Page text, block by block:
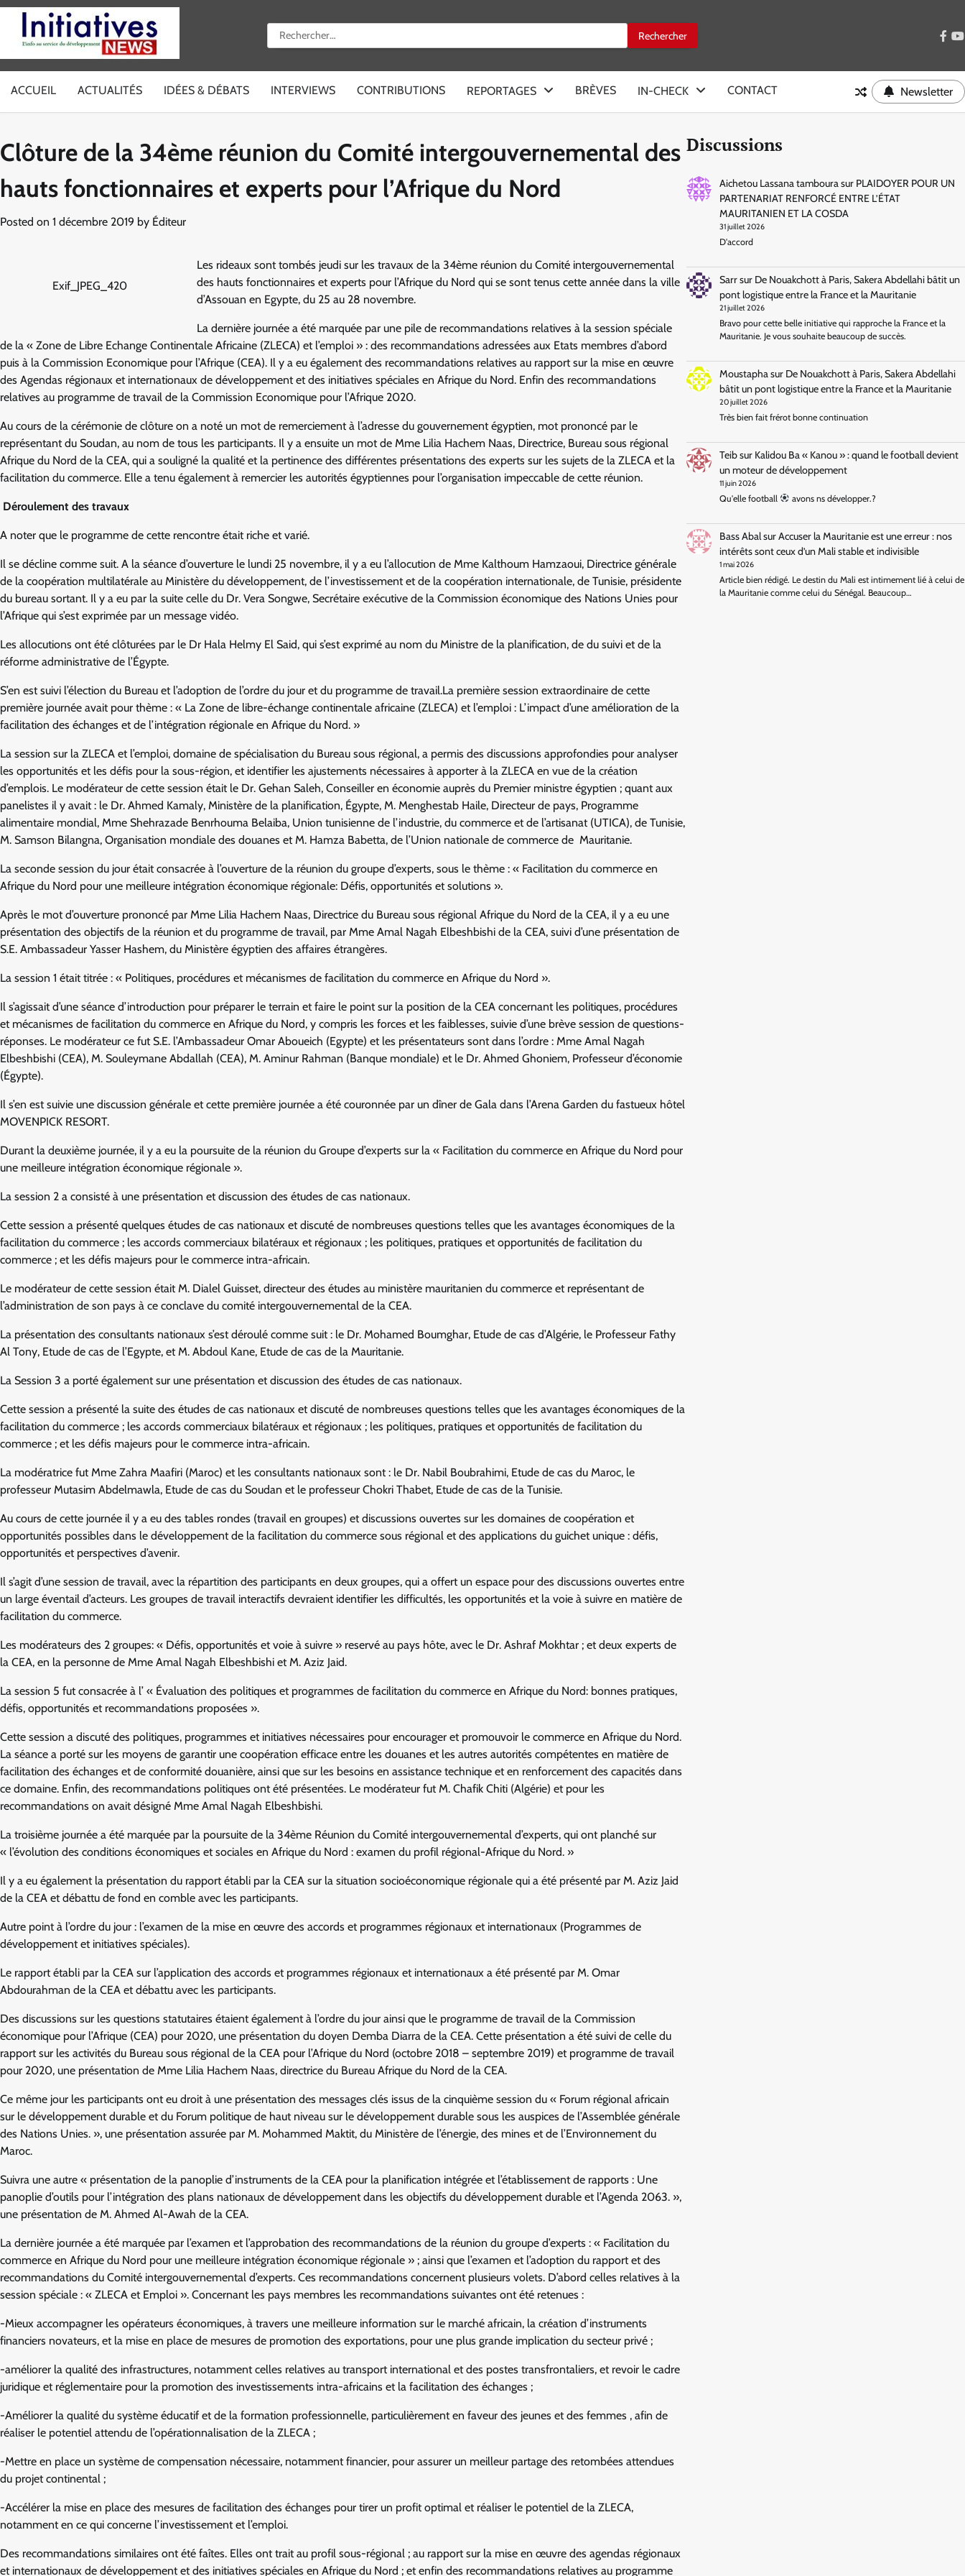
Skip
content
Rechercher :
ACCUEIL ACTUALITÉS IDÉES & DÉBATS INTERVIEWS CONTRIBUTIONS REPORTAGES BRÈVES IN-CHECK CONTACT Newsletter
Clôture de la 34ème réunion du Comité intergouvernemental des
hauts fonctionnaires et experts pour l’Afrique du Nord
Posted on 1 décembre 2019 by Éditeur
Exif_JPEG_420
Les rideaux sont tombés jeudi sur les travaux de la 34ème réunion du Comité intergouvernemental
des hauts fonctionnaires et experts pour l’Afrique du Nord qui se sont tenus cette année dans la ville
d’Assouan en Egypte, du 25 au 28 novembre.
La dernière journée a été marquée par une pile de recommandations relatives à la session spéciale
de la « Zone de Libre Echange Continentale Africaine (ZLECA) et l’emploi » : des recommandations adressées aux Etats membres d’abord
puis à la Commission Economique pour l’Afrique (CEA). Il y a eu également des recommandations relatives au rapport sur la mise en œuvre
des Agendas régionaux et internationaux de développement et des initiatives spéciales en Afrique du Nord. Enfin des recommandations
relatives au programme de travail de la Commission Economique pour l’Afrique 2020.
Au cours de la cérémonie de clôture on a noté un mot de remerciement à l’adresse du gouvernement égyptien, mot prononcé par le
représentant du Soudan, au nom de tous les participants. Il y a ensuite un mot de Mme Lilia Hachem Naas, Directrice, Bureau sous régional
Afrique du Nord de la CEA, qui a souligné la qualité et la pertinence des différentes présentations des experts sur les sujets de la ZLECA et la
facilitation du commerce. Elle a tenu également à remercier les autorités égyptiennes pour l’organisation impeccable de cette réunion.
Déroulement des travaux
A noter que le programme de cette rencontre était riche et varié.
Il se décline comme suit. A la séance d’ouverture le lundi 25 novembre, il y a eu l’allocution de Mme Kalthoum Hamzaoui, Directrice générale
de la coopération multilatérale au Ministère du développement, de l’investissement et de la coopération internationale, de Tunisie, présidente
du bureau sortant. Il y a eu par la suite celle du Dr. Vera Songwe, Secrétaire exécutive de la Commission économique des Nations Unies pour
l’Afrique qui s’est exprimée par un message vidéo.
Les allocutions ont été clôturées par le Dr Hala Helmy El Said, qui s’est exprimé au nom du Ministre de la planification, de du suivi et de la
réforme administrative de l’Égypte.
S’en est suivi l’élection du Bureau et l’adoption de l’ordre du jour et du programme de travail.La première session extraordinaire de cette
première journée avait pour thème : « La Zone de libre-échange continentale africaine (ZLECA) et l’emploi : L’impact d’une amélioration de la
facilitation des échanges et de l’intégration régionale en Afrique du Nord. »
La session sur la ZLECA et l’emploi, domaine de spécialisation du Bureau sous régional, a permis des discussions approfondies pour analyser
les opportunités et les défis pour la sous-région, et identifier les ajustements nécessaires à apporter à la ZLECA en vue de la création
d’emplois. Le modérateur de cette session était le Dr. Gehan Saleh, Conseiller en économie auprès du Premier ministre égyptien ; quant aux
panelistes il y avait : le Dr. Ahmed Kamaly, Ministère de la planification, Égypte, M. Menghestab Haile, Directeur de pays, Programme
alimentaire mondial, Mme Shehrazade Benrhouma Belaiba, Union tunisienne de l’industrie, du commerce et de l’artisanat (UTICA), de Tunisie,
M. Samson Bilangna, Organisation mondiale des douanes et M. Hamza Babetta, de l’Union nationale de commerce de Mauritanie.
La seconde session du jour était consacrée à l’ouverture de la réunion du groupe d’experts, sous le thème : « Facilitation du commerce en
Afrique du Nord pour une meilleure intégration économique régionale: Défis, opportunités et solutions ».
Après le mot d’ouverture prononcé par Mme Lilia Hachem Naas, Directrice du Bureau sous régional Afrique du Nord de la CEA, il y a eu une
présentation des objectifs de la réunion et du programme de travail, par Mme Amal Nagah Elbeshbishi de la CEA, suivi d’une présentation de
S.E. Ambassadeur Yasser Hashem, du Ministère égyptien des affaires étrangères.
La session 1 était titrée : « Politiques, procédures et mécanismes de facilitation du commerce en Afrique du Nord ».
Il s’agissait d’une séance d’introduction pour préparer le terrain et faire le point sur la position de la CEA concernant les politiques, procédures
et mécanismes de facilitation du commerce en Afrique du Nord, y compris les forces et les faiblesses, suivie d’une brève session de questions-
réponses. Le modérateur ce fut S.E. l’Ambassadeur Omar Aboueich (Egypte) et les présentateurs sont dans l’ordre : Mme Amal Nagah
Elbeshbishi (CEA), M. Souleymane Abdallah (CEA), M. Aminur Rahman (Banque mondiale) et le Dr. Ahmed Ghoniem, Professeur d’économie
(Égypte).
Il s’en est suivie une discussion générale et cette première journée a été couronnée par un dîner de Gala dans l’Arena Garden du fastueux hôtel
MOVENPICK RESORT.
Durant la deuxième journée, il y a eu la poursuite de la réunion du Groupe d’experts sur la « Facilitation du commerce en Afrique du Nord pour
une meilleure intégration économique régionale ».
La session 2 a consisté à une présentation et discussion des études de cas nationaux.
Cette session a présenté quelques études de cas nationaux et discuté de nombreuses questions telles que les avantages économiques de la
facilitation du commerce ; les accords commerciaux bilatéraux et régionaux ; les politiques, pratiques et opportunités de facilitation du
commerce ; et les défis majeurs pour le commerce intra-africain.
Le modérateur de cette session était M. Dialel Guisset, directeur des études au ministère mauritanien du commerce et représentant de
l’administration de son pays à ce conclave du comité intergouvernemental de la CEA.
La présentation des consultants nationaux s’est déroulé comme suit : le Dr. Mohamed Boumghar, Etude de cas d’Algérie, le Professeur Fathy
Al Tony, Etude de cas de l’Egypte, et M. Abdoul Kane, Etude de cas de la Mauritanie.
La Session 3 a porté également sur une présentation et discussion des études de cas nationaux.
Cette session a présenté la suite des études de cas nationaux et discuté de nombreuses questions telles que les avantages économiques de la
facilitation du commerce ; les accords commerciaux bilatéraux et régionaux ; les politiques, pratiques et opportunités de facilitation du
commerce ; et les défis majeurs pour le commerce intra-africain.
La modératrice fut Mme Zahra Maafiri (Maroc) et les consultants nationaux sont : le Dr. Nabil Boubrahimi, Etude de cas du Maroc, le
professeur Mutasim Abdelmawla, Etude de cas du Soudan et le professeur Chokri Thabet, Etude de cas de la Tunisie.
Au cours de cette journée il y a eu des tables rondes (travail en groupes) et discussions ouvertes sur les domaines de coopération et
opportunités possibles dans le développement de la facilitation du commerce sous régional et des applications du guichet unique : défis,
opportunités et perspectives d’avenir.
Il s’agit d’une session de travail, avec la répartition des participants en deux groupes, qui a offert un espace pour des discussions ouvertes entre
un large éventail d’acteurs. Les groupes de travail interactifs devraient identifier les difficultés, les opportunités et la voie à suivre en matière de
facilitation du commerce.
Les modérateurs des 2 groupes: « Défis, opportunités et voie à suivre » reservé au pays hôte, avec le Dr. Ashraf Mokhtar ; et deux experts de
la CEA, en la personne de Mme Amal Nagah Elbeshbishi et M. Aziz Jaid.
La session 5 fut consacrée à l’ « Évaluation des politiques et programmes de facilitation du commerce en Afrique du Nord: bonnes pratiques,
défis, opportunités et recommandations proposées ».
Cette session a discuté des politiques, programmes et initiatives nécessaires pour encourager et promouvoir le commerce en Afrique du Nord.
La séance a porté sur les moyens de garantir une coopération efficace entre les douanes et les autres autorités compétentes en matière de
facilitation des échanges et de conformité douanière, ainsi que sur les besoins en assistance technique et en renforcement des capacités dans
ce domaine. Enfin, des recommandations politiques ont été présentées. Le modérateur fut M. Chafik Chiti (Algérie) et pour les
recommandations on avait désigné Mme Amal Nagah Elbeshbishi.
La troisième journée a été marquée par la poursuite de la 34ème Réunion du Comité intergouvernemental d’experts, qui ont planché sur
« l’évolution des conditions économiques et sociales en Afrique du Nord : examen du profil régional-Afrique du Nord. »
Il y a eu également la présentation du rapport établi par la CEA sur la situation socioéconomique régionale qui a été présenté par M. Aziz Jaid
de la CEA et débattu de fond en comble avec les participants.
Autre point à l’ordre du jour : l’examen de la mise en œuvre des accords et programmes régionaux et internationaux (Programmes de
développement et initiatives spéciales).
Le rapport établi par la CEA sur l’application des accords et programmes régionaux et internationaux a été présenté par M. Omar
Abdourahman de la CEA et débattu avec les participants.
Des discussions sur les questions statutaires étaient également à l’ordre du jour ainsi que le programme de travail de la Commission
économique pour l’Afrique (CEA) pour 2020, une présentation du doyen Demba Diarra de la CEA. Cette présentation a été suivi de celle du
rapport sur les activités du Bureau sous régional de la CEA pour l’Afrique du Nord (octobre 2018 – septembre 2019) et programme de travail
pour 2020, une présentation de Mme Lilia Hachem Naas, directrice du Bureau Afrique du Nord de la CEA.
Ce même jour les participants ont eu droit à une présentation des messages clés issus de la cinquième session du « Forum régional africain
sur le développement durable et du Forum politique de haut niveau sur le développement durable sous les auspices de l’Assemblée générale
des Nations Unies. », une présentation assurée par M. Mohammed Maktit, du Ministère de l’énergie, des mines et de l’Environnement du
Maroc.
Suivra une autre « présentation de la panoplie d’instruments de la CEA pour la planification intégrée et l’établissement de rapports : Une
panoplie d’outils pour l’intégration des plans nationaux de développement dans les objectifs du développement durable et l’Agenda 2063. »,
une présentation de M. Ahmed Al-Awah de la CEA.
La dernière journée a été marquée par l’examen et l’approbation des recommandations de la réunion du groupe d’experts : « Facilitation du
commerce en Afrique du Nord pour une meilleure intégration économique régionale » ; ainsi que l’examen et l’adoption du rapport et des
recommandations du Comité intergouvernemental d’experts. Ces recommandations concernent plusieurs volets. D’abord celles relatives à la
session spéciale : « ZLECA et Emploi ». Concernant les pays membres les recommandations suivantes ont été retenues :
-Mieux accompagner les opérateurs économiques, à travers une meilleure information sur le marché africain, la création d’instruments
financiers novateurs, et la mise en place de mesures de promotion des exportations, pour une plus grande implication du secteur privé ;
-améliorer la qualité des infrastructures, notamment celles relatives au transport international et des postes transfrontaliers, et revoir le cadre
juridique et réglementaire pour la promotion des investissements intra-africains et la facilitation des échanges ;
-Améliorer la qualité du système éducatif et de la formation professionnelle, particulièrement en faveur des jeunes et des femmes , afin de
réaliser le potentiel attendu de l’opérationnalisation de la ZLECA ;
-Mettre en place un système de compensation nécessaire, notamment financier, pour assurer un meilleur partage des retombées attendues
du projet continental ;
-Accélérer la mise en place des mesures de facilitation des échanges pour tirer un profit optimal et réaliser le potentiel de la ZLECA,
notamment en ce qui concerne l’investissement et l’emploi.
Des recommandations similaires ont été faîtes. Elles ont trait au profil sous-régional ; au rapport sur la mise en œuvre des agendas régionaux
et internationaux de développement et des initiatives spéciales en Afrique du Nord ; et enfin des recommandations relatives au programme
Discussions
Aichetou Lassana tambourasur PLAIDOYER POUR UN
PARTENARIAT RENFORCÉ ENTRE L’ÉTAT
MAURITANIEN ET LA COSDA
31 juillet 2026
D'accord
Sarrsur De Nouakchott à Paris, Sakera Abdellahi bâtit un
pont logistique entre la France et la Mauritanie
21 juillet 2026
Bravo pour cette belle initiative qui rapproche la France et la
Mauritanie. Je vous souhaite beaucoup de succès.
Moustaphasur De Nouakchott à Paris, Sakera Abdellahi
bâtit un pont logistique entre la France et la Mauritanie
20 juillet 2026
Très bien fait frérot bonne continuation
Teibsur Kalidou Ba « Kanou » : quand le football devient
un moteur de développement
11 juin 2026
Qu'elle football avons ns développer.?
Bass AbalsurAccuser la Mauritanie est une erreur : nos
intérêts sont ceux d’un Mali stable et indivisible
1 mai 2026
Article bien rédigé. Le destin du Mali est intimement lié à celui de
la Mauritanie comme celui du Sénégal. Beaucoup…